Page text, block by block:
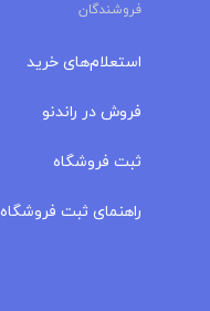
فروشندگان
استعلام‌های خرید
فروش در راندنو
ثبت فروشگاه
راهنمای ثبت فروشگاه